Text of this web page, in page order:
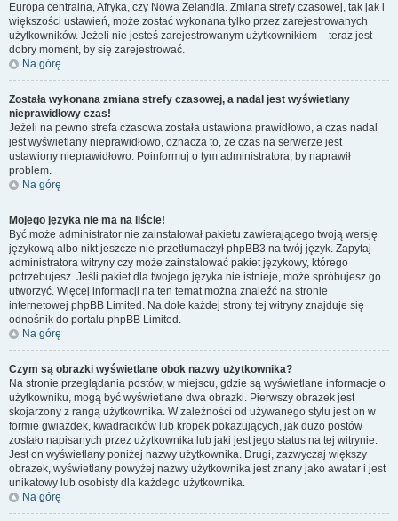
Europa centralna, Afryka, czy Nowa Zelandia. Zmiana strefy czasowej, tak jak i
większości ustawień, może zostać wykonana tylko przez zarejestrowanych
użytkowników. Jeżeli nie jesteś zarejestrowanym użytkownikiem – teraz jest
dobry moment, by się zarejestrować.
Na górę
Została wykonana zmiana strefy czasowej, a nadal jest wyświetlany
nieprawidłowy czas!
Jeżeli na pewno strefa czasowa została ustawiona prawidłowo, a czas nadal
jest wyświetlany nieprawidłowo, oznacza to, że czas na serwerze jest
ustawiony nieprawidłowo. Poinformuj o tym administratora, by naprawił
problem.
Na górę
Mojego języka nie ma na liście!
Być może administrator nie zainstalował pakietu zawierającego twoją wersję
językową albo nikt jeszcze nie przetłumaczył phpBB3 na twój język. Zapytaj
administratora witryny czy może zainstalować pakiet językowy, którego
potrzebujesz. Jeśli pakiet dla twojego języka nie istnieje, może spróbujesz go
utworzyć. Więcej informacji na ten temat można znaleźć na stronie
internetowej phpBB Limited. Na dole każdej strony tej witryny znajduje się
odnośnik do portalu phpBB Limited.
Na górę
Czym są obrazki wyświetlane obok nazwy użytkownika?
Na stronie przeglądania postów, w miejscu, gdzie są wyświetlane informacje o
użytkowniku, mogą być wyświetlane dwa obrazki. Pierwszy obrazek jest
skojarzony z rangą użytkownika. W zależności od używanego stylu jest on w
formie gwiazdek, kwadracików lub kropek pokazujących, jak dużo postów
zostało napisanych przez użytkownika lub jaki jest jego status na tej witrynie.
Jest on wyświetlany poniżej nazwy użytkownika. Drugi, zazwyczaj większy
obrazek, wyświetlany powyżej nazwy użytkownika jest znany jako awatar i jest
unikatowy lub osobisty dla każdego użytkownika.
Na górę